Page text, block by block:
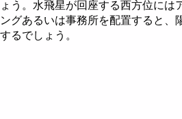
ょう。水飛星が回座する西方位には
ングあるいは事務所を配置すると、
するでしょう。